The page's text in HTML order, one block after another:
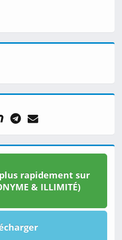
rapidement sur
& ILLIMITÉ)